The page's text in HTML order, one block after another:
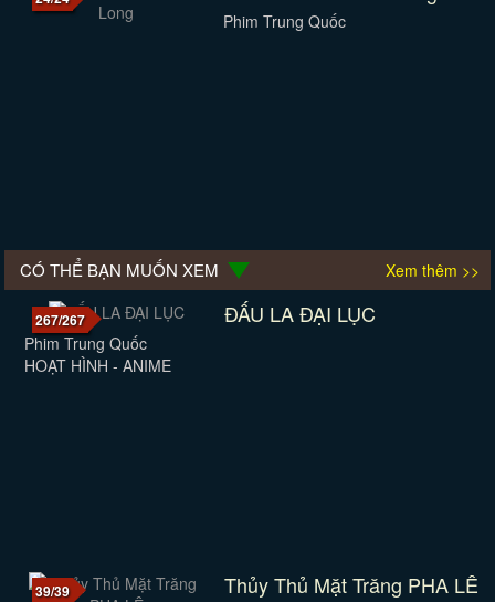
Phim Trung Quốc
CÓ THỂ BẠN MUỐN XEM Xem thêm >>
267/267 ĐẤU LA ĐẠI LỤC
Phim Trung Quốc
HOẠT HÌNH - ANIME
39/39 Thủy Thủ Mặt Trăng PHA LÊ